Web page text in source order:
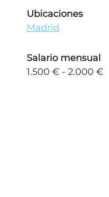
Ubicaciones
Madrid
Salario mensual
1.500 € - 2.000 €